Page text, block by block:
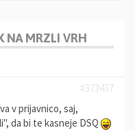
NA MRZLI VRH
#373437
v prijavnico, saj,
da bi te kasneje DSQ